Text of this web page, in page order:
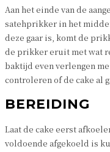
Aan het einde van de
satehprikker in het
deze gaar is, komt de
de prikker eruit met wat
baktijd even verlengen
controleren of de cake al
BEREIDING
Laat de cake eerst
voldoende afgekoeld is